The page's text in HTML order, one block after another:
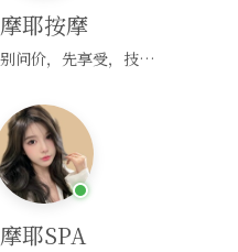
摩耶按摩
别问价，先享受，技师马上到！
摩耶SPA